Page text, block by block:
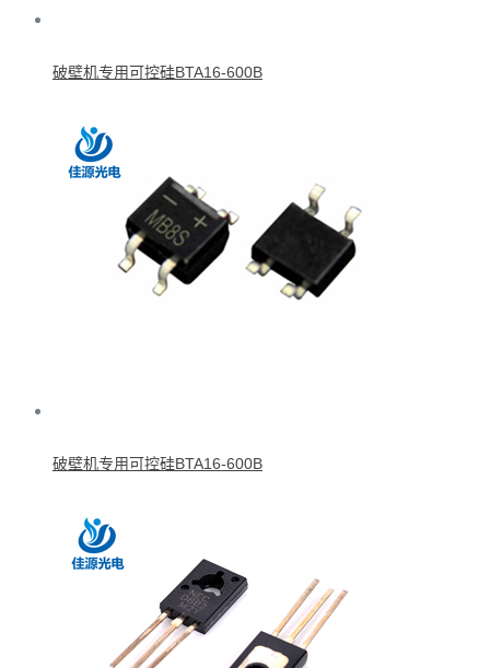
破壁机专用可控硅BTA16-600B
破壁机专用可控硅BTA16-600B